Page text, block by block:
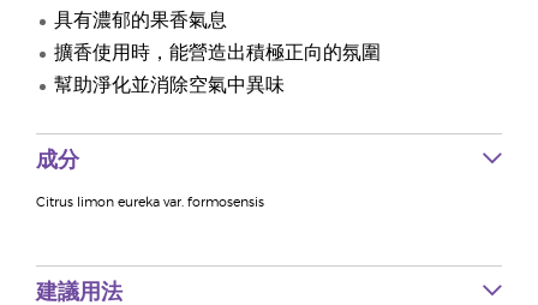
具有濃郁的果香氣息
擴香使用時，能營造出積極正向的氛圍
幫助淨化並消除空氣中異味
成分
Citrus limon eureka var. formosensis
建議用法